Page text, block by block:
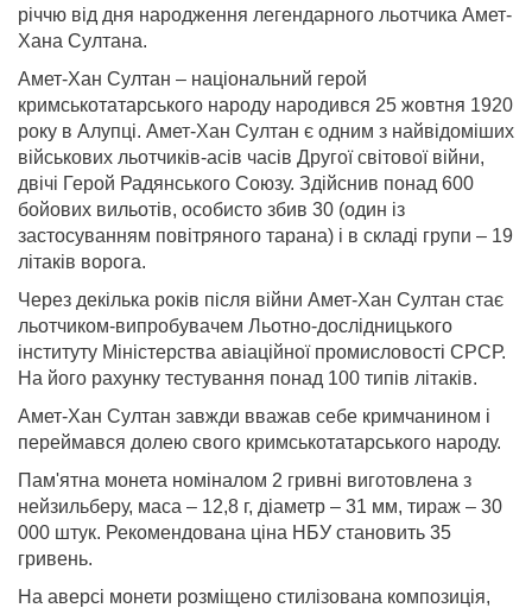
річчю від дня народження легендарного льотчика Амет-
Хана Султана.
Амет-Хан Султан – національний герой
кримськотатарського народу народився 25 жовтня 1920
року в Алупці. Амет-Хан Султан є одним з найвідоміших
військових льотчиків-асів часів Другої світової війни,
двічі Герой Радянського Союзу. Здійснив понад 600
бойових вильотів, особисто збив 30 (один із
застосуванням повітряного тарана) і в складі групи – 19
літаків ворога.
Через декілька років після війни Амет-Хан Султан стає
льотчиком-випробувачем Льотно-дослідницького
інституту Міністерства авіаційної промисловості СРСР.
На його рахунку тестування понад 100 типів літаків.
Амет-Хан Султан завжди вважав себе кримчанином і
переймався долею свого кримськотатарського народу.
Пам'ятна монета номіналом 2 гривні виготовлена з
нейзильберу, маса – 12,8 г, діаметр – 31 мм, тираж – 30
000 штук. Рекомендована ціна НБУ становить 35
гривень.
На аверсі монети розміщено стилізована композиція,